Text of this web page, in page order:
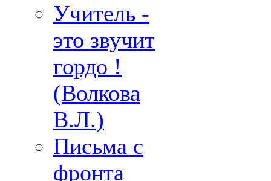
Учитель -
это звучит
гордо !
(Волкова
В.Л.)
Письма с
фронта